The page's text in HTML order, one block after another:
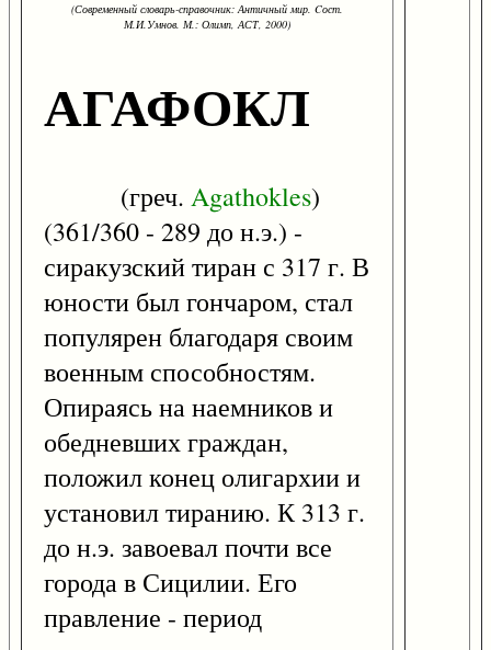
(Современный словарь-справочник: Античный мир. Cост.
М.И.Умнов. М.: Олимп, АСТ, 2000)
АГАФОКЛ
(греч. Agathokles)
(361/360 - 289 до н.э.) -
сиракузский тиран с 317 г. В
юности был гончаром, стал
популярен благодаря своим
военным способностям.
Опираясь на наемников и
обедневших граждан,
положил конец олигархии и
установил тиранию. К 313 г.
до н.э. завоевал почти все
города в Сицилии. Его
правление - период